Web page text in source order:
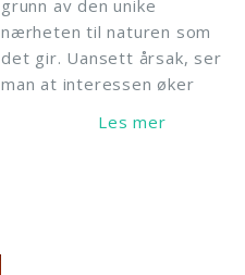
grunn av den unike
nærheten til naturen som
det gir. Uansett årsak, ser
man at interessen øker